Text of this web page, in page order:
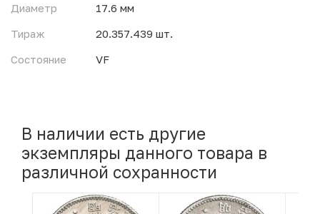
Диаметр
17.6 мм
Тираж
20.357.439 шт.
Состояние
VF
В наличии есть другие
экземпляры данного товара в
различной сохранности